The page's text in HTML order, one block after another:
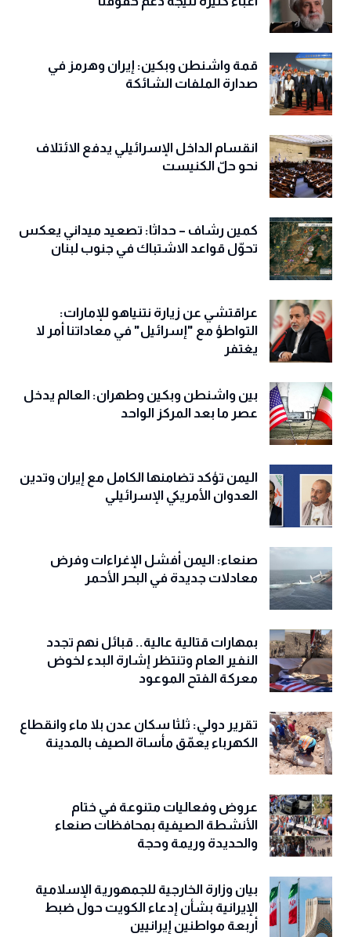
قمة واشنطن وبكين: إيران وهرمز في
صدارة الملفات الشائكة
انقسام الداخل الإسرائيلي يدفع الائتلاف
نحو حلّ الكنيست
كمين رشاف – حداثا: تصعيد ميداني يعكس
تحوّل قواعد الاشتباك في جنوب لبنان
عراقتشي عن زيارة نتنياهو للإمارات:
التواطؤ مع "إسرائيل" في معاداتنا أمر لا
يغتفر
بين واشنطن وبكين وطهران: العالم يدخل
عصر ما بعد المركز الواحد
اليمن تؤكد تضامنها الكامل مع إيران وتدين
العدوان الأمريكي الإسرائيلي
صنعاء: اليمن أفشل الإغراءات وفرض
معادلات جديدة في البحر الأحمر
بمهارات قتالية عالية.. قبائل نهم تجدد
النفير العام وتنتظر إشارة البدء لخوض
معركة الفتح الموعود
تقرير دولي: ثلثا سكان عدن بلا ماء وانقطاع
الكهرباء يعمّق مأساة الصيف بالمدينة
عروض وفعاليات متنوعة في ختام
الأنشطة الصيفية بمحافظات صنعاء
والحديدة وريمة وحجة
‏بيان وزارة الخارجية للجمهورية الإسلامية
الإيرانية بشأن إدعاء الكويت حول ضبط
أربعة مواطنين إيرانيين